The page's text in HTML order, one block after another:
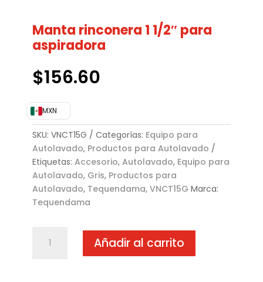
Manta rinconera 1 1/2″ para
aspiradora
$156.60
MXN
SKU: VNCT15G Categorías: Equipo para
Autolavado, Productos para Autolavado
Etiquetas: Accesorio, Autolavado, Equipo para
Autolavado, Gris, Productos para
Autolavado, Tequendama, VNCT15G Marca:
Tequendama
rinconera
Añadir al carrito